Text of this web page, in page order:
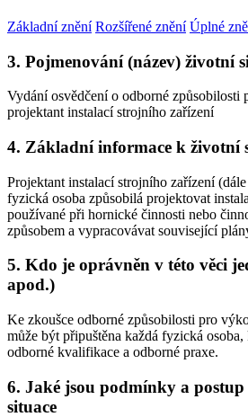
Základní znění Rozšířené znění Úplné
3. Pojmenování (název) životní
Vydání osvědčení o odborné způsobilosti
projektant instalací strojního zařízení
4. Základní informace k životní
Projektant instalací strojního zařízení
fyzická osoba způsobilá projektovat
používané při hornické činnosti nebo
způsobem a vypracovávat související
5. Kdo je oprávněn v této věci
apod.)
Ke zkoušce odborné způsobilosti pro
může být připuštěna každá fyzická
odborné kvalifikace a odborné praxe.
6. Jaké jsou podmínky a
situace